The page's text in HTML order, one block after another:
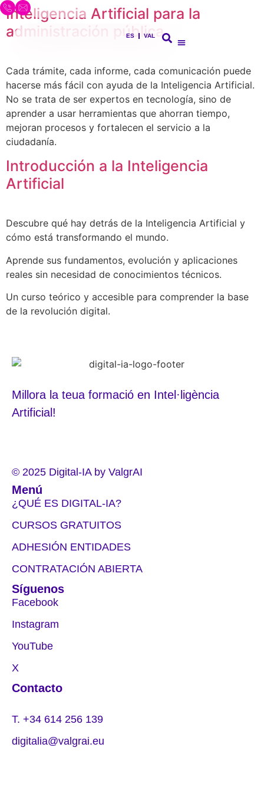
ES VAL
Inteligencia Artificial para la
administración pública
Cada trámite, cada informe, cada comunicación puede
hacerse más fácil con ayuda de la Inteligencia Artificial.
No se trata de ser expertos en tecnología, sino de
aprender a usar herramientas que ahorran tiempo,
mejoran procesos y fortalecen el servicio a la
ciudadanía.
Introducción a la Inteligencia
Artificial
Descubre qué hay detrás de la Inteligencia Artificial y
cómo está transformando el mundo.
Aprende sus fundamentos, evolución y aplicaciones
reales sin necesidad de conocimientos técnicos.
Un curso teórico y accesible para comprender la base
de la revolución digital.
Millora la teua formació en Intel·ligència
Artificial!
© 2025 Digital-IA by ValgrAI
Menú
¿QUÉ ES DIGITAL-IA?
CURSOS GRATUITOS
ADHESIÓN ENTIDADES
CONTRATACIÓN ABIERTA
Síguenos
Facebook
Instagram
YouTube
X
Contacto
T. +34 614 256 139
digitalia@valgrai.eu